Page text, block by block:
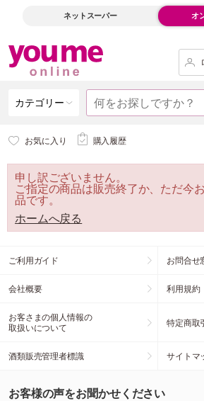
ネットスーパー オ
カテゴリー
お気に入り 購入履歴
申し訳ございません。
ご指定の商品は販売終了か、ただ今
品です。
ホームへ戻る
ご利用ガイド お問合せ
会社概要 利用規約
お客さまの個人情報の
取扱いについて
特定商取
酒類販売管理者標識 サイトマ
お客様の声をお聞かせください